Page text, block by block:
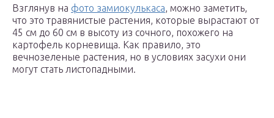
Взглянув на фото замиокулькаса, можно заметить,
что это травянистые растения, которые вырастают от
45 см до 60 см в высоту из сочного, похожего на
картофель корневища. Как правило, это
вечнозеленые растения, но в условиях засухи они
могут стать листопадными.